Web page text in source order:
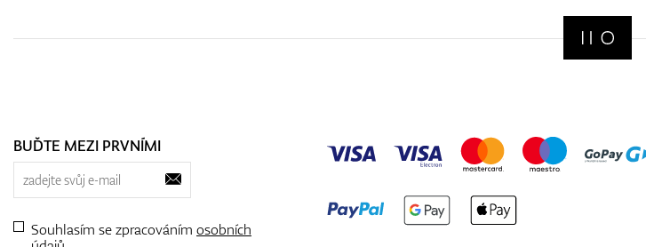
BUĎTE MEZI PRVNÍMI
Souhlasím se zpracováním osobních